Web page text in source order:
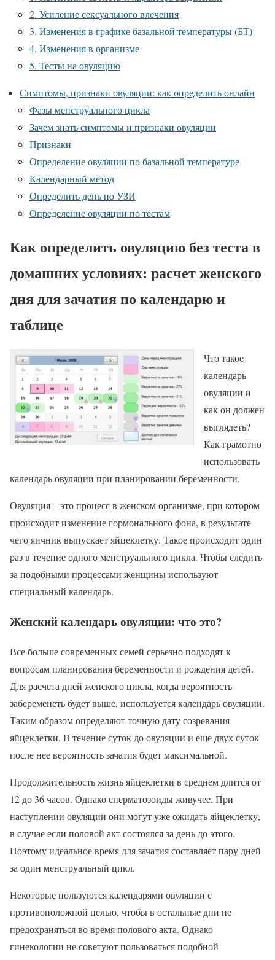
2. Усиление сексуального влечения
3. Изменения в графике базальной температуры (БТ)
4. Изменения в организме
5. Тесты на овуляцию
Симптомы, признаки овуляции: как определить онлайн
Фазы менструального цикла
Зачем знать симптомы и признаки овуляции
Признаки
Определение овуляции по базальной температуре
Календарный метод
Определить день по УЗИ
Определение овуляции по тестам
Как определить овуляцию без теста в
домашних условиях: расчет женского
дня для зачатия по календарю и
таблице
Что такое
календарь
овуляции и
как он должен
выглядеть?
Как грамотно
использовать
календарь овуляции при планировании беременности.
Овуляция – это процесс в женском организме, при котором
происходит изменение гормонального фона, в результате
чего яичник выпускает яйцеклетку. Такое происходит один
раз в течение одного менструального цикла. Чтобы следить
за подобными процессами женщины используют
специальный календарь.
Женский календарь овуляции: что это?
Все больше современных семей серьезно подходят к
вопросам планирования беременности и рождения детей.
Для расчета дней женского цикла, когда вероятность
забеременеть будет выше, используется календарь овуляции.
Таким образом определяют точную дату созревания
яйцеклетки. В течение суток до овуляции и еще двух суток
после нее вероятность зачатия будет максимальной.
Продолжительность жизнь яйцеклетки в среднем длится от
12 до 36 часов. Однако сперматозоиды живучее. При
наступлении овуляции они могут уже ожидать яйцеклетку,
в случае если половой акт состоялся за день до этого.
Поэтому идеальное время для зачатия составляет пару дней
за один менструальный цикл.
Некоторые пользуются календарями овуляции с
противоположной целью, чтобы в остальные дни не
предохраняться во время полового акта. Однако
гинекологии не советуют пользоваться подобной